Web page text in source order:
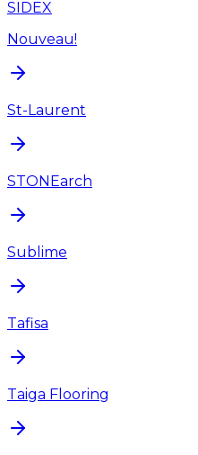
SIDEX
Nouveau!
St-Laurent
STONEarch
Sublime
Tafisa
Taiga Flooring